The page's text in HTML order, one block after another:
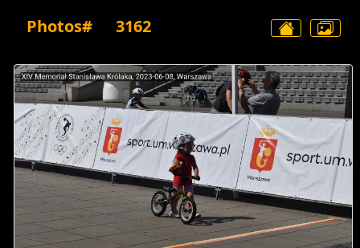
Photos# 3162